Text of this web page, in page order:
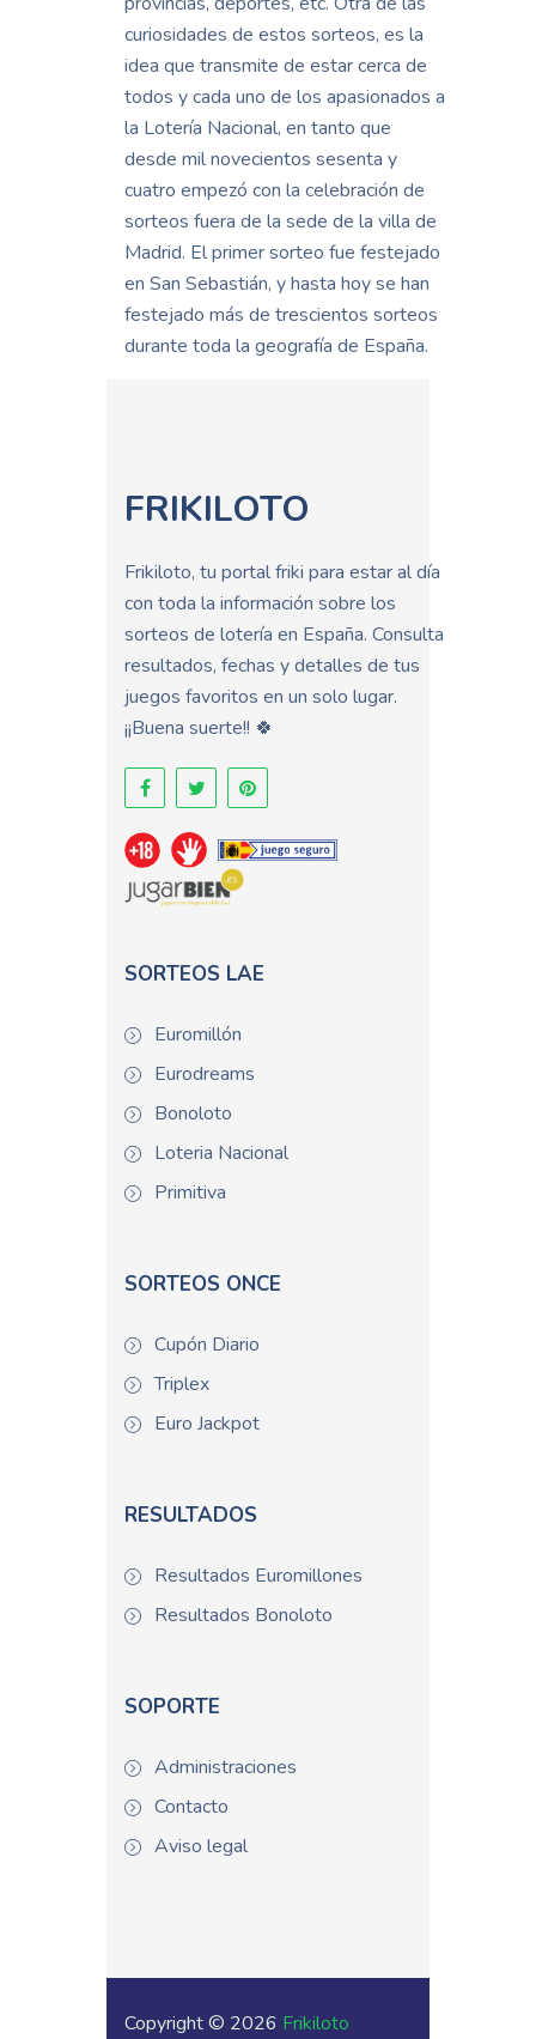
curiosidades de estos sorteos, es la
idea que transmite de estar cerca de
todos y cada uno de los apasionados a
la Lotería Nacional, en tanto que
desde mil novecientos sesenta y
cuatro empezó con la celebración de
sorteos fuera de la sede de la villa de
Madrid. El primer sorteo fue festejado
en San Sebastián, y hasta hoy se han
festejado más de trescientos sorteos
durante toda la geografía de España.
FRIKILOTO
Frikiloto, tu portal friki para estar al día
con toda la información sobre los
sorteos de lotería en España. Consulta
resultados, fechas y detalles de tus
juegos favoritos en un solo lugar.
¡¡Buena suerte!! 🍀
SORTEOS LAE
Euromillón
Eurodreams
Bonoloto
Loteria Nacional
Primitiva
SORTEOS ONCE
Cupón Diario
Triplex
Euro Jackpot
RESULTADOS
Resultados Euromillones
Resultados Bonoloto
SOPORTE
Administraciones
Contacto
Aviso legal
Copyright © 2026 Frikiloto